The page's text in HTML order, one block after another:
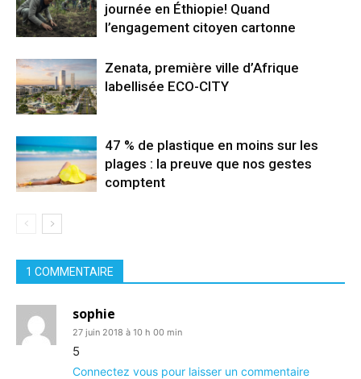
journée en Éthiopie! Quand
l’engagement citoyen cartonne
Zenata, première ville d’Afrique
labellisée ECO-CITY
47 % de plastique en moins sur les
plages : la preuve que nos gestes
comptent
1 COMMENTAIRE
sophie
27 juin 2018 à 10 h 00 min
5
Connectez vous pour laisser un commentaire